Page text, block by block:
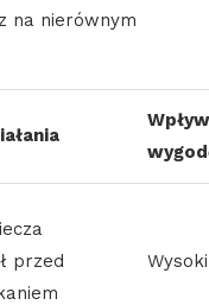
na nierównym
przed
Wysoki